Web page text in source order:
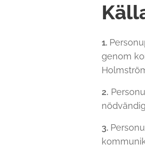
1.
genom
2.
3.